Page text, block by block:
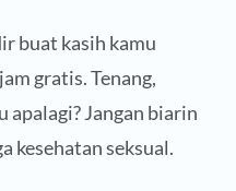
buat kasih kamu
gratis. Tenang,
apalagi? Jangan biarin
kesehatan seksual.